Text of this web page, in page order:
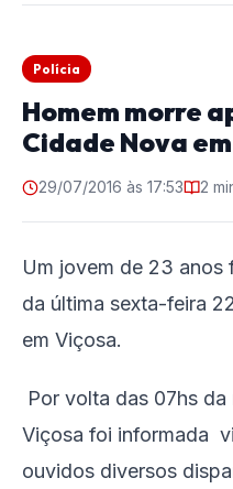
Polícia
Homem morre
Cidade Nova
29/07/2016 às 17:53 2
Um jovem de 23 anos
da última sexta-feira
em Viçosa.
Por volta das 07hs
Viçosa foi informada
ouvidos diversos